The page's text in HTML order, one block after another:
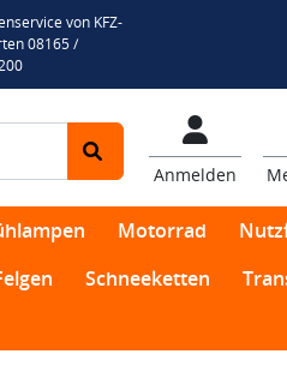
von KFZ-
08165 /
Anmelden
Motorrad
Schneeketten